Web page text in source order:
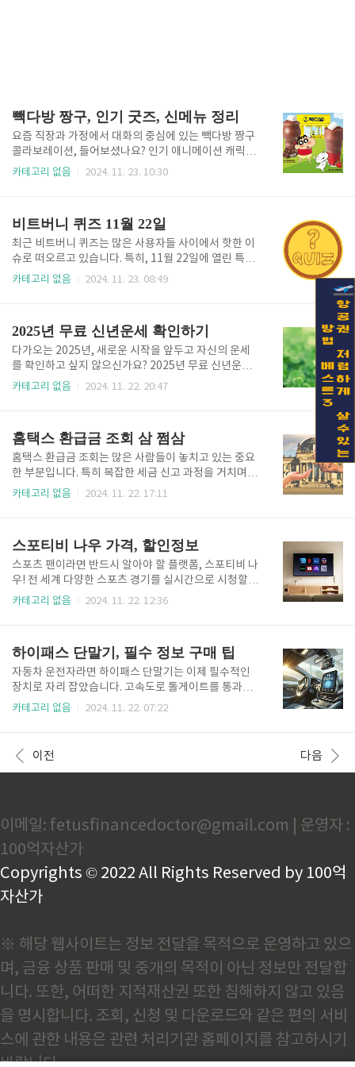
빽다방 짱구, 인기 굿즈, 신메뉴 정리
요즘 직장과 가정에서 대화의 중심에 있는 빽다방 짱구
콜라보레이션, 들어보셨나요? 인기 애니메이션 캐릭터
짱구와 빽다방이 손을 잡고 굿즈와 신메뉴를 출시하며
종류빽다방 짱구 굿즈는 높은 퀄리티와 실용성으로 많
은 사랑을 받고 있습니다. 특히, 이번 굿즈는 한정판으
로 제작되어 더욱 가치를 높이고 있습니다.굿즈 종류는
크게 4가지로 나뉩니다:씨리얼 머그 & 스푼 세트귀여운
짱구 캐릭터가 그려진 머그컵과 스푼이 포함된 세트입
명한 디자인으로 세련된..
카테고리 없음 2024. 11. 23. 10:30
비트버니 퀴즈 11월 22일
최근 비트버니 퀴즈는 많은 사용자들 사이에서 핫한 이
슈로 떠오르고 있습니다. 특히, 11월 22일에 열린 특별
이벤트는 다양한 혜택과 재미있는 퀴즈 문제로 주목받
자산 플랫폼 비트버니(Bitbunny)가 제공하는 특별한
이벤트입니다. 사용자는 퀴즈를 통해 암호화폐와 관련
된 지식을 쌓을 수 있을 뿐만 아니라 다양한 보상을 받
을 수 있습니다. 매일 제공되는 퀴즈 문제는 간단하지
만, 그 내용은 매우 유익하며 암호화폐 초보자와 전문가
특별한 주제를 ..
카테고리 없음 2024. 11. 23. 08:49
2025년 무료 신년운세 확인하기
다가오는 2025년, 새로운 시작을 앞두고 자신의 운세
를 확인하고 싶지 않으신가요? 2025년 무료 신년운세
는 신년 계획을 세우기 전에 자신에게 어떤 기회와 도전
보기 2025년 무료 신년운세란?2025년 무료 신년운세
는 생년월일, 이름 등 간단한 정보를 통해 새해의 전반
적인 운세를 제공합니다. 금전운, 애정운, 건강운, 직업
운 등 다양한 영역에서의 흐름을 파악할 수 있어, 계획
적인 한 해를 준비하는 데 큰 도움이 됩니다.신년운세는
년 무료..
카테고리 없음 2024. 11. 22. 20:47
홈택스 환급금 조회 삼 쩜삼
홈택스 환급금 조회는 많은 사람들이 놓치고 있는 중요
한 부분입니다. 특히 복잡한 세금 신고 과정을 거치며
환급금을 놓치는 경우가 많습니다. 이런 문제를 해결하
홈택스 환급금을 받지 못하는 이유는 환급 가능 여부를
모르거나 복잡한 절차에 부담을 느끼기 때문입니다. 하
지만 홈택스를 통해 환급금을 확인하는 것은 생각보다
간단하며, 삼쩜삼 서비스를 활용하면 더욱 쉽게 처리할
수 있습니다. 홈택스 환급금은 우리가 낸 세금 중 돌려
은 자동으로 홈택스 데이터를..
카테고리 없음 2024. 11. 22. 17:11
스포티비 나우 가격, 할인정보
스포츠 팬이라면 반드시 알아야 할 플랫폼, 스포티비 나
우! 전 세계 다양한 스포츠 경기를 실시간으로 시청할
수 있는 스포티비 나우는 축구, 농구, 야구 등 다양한 종
펴보고, 여러분이 가장 경제적으로 이용할 수 있는 방법
을 소개합니다. 홈페이지 바로가기스포티비 나우 기본
요금제 종류스포티비 나우는 다양한 요금제를 제공하
여 이용자들이 자신의 필요에 따라 선택할 수 있도록 하
고 있습니다. 현재 기준으로 제공되는 요금제는 아래와
방식으로, 부담 없이 이용 가능.6개월 이용권 (반년 패
스)가격: 79,..
카테고리 없음 2024. 11. 22. 12:36
하이패스 단말기, 필수 정보 구매 팁
자동차 운전자라면 하이패스 단말기는 이제 필수적인
장치로 자리 잡았습니다. 고속도로 톨게이트를 통과할
때마다 멈추지 않고 요금을 결제할 수 있는 하이패스 단
글에서는 하이패스 단말기의 주요 기능, 장점, 구매 요
령에 대해 알려드리겠습니다. 아래에서 하이패스 단말
있는 장치입니다. 하이패스 카드를 삽입한 후 차량에 설
치하면, 단말기가 차량 정보를 무선으로 전송하여 요금
이 자동으로 결제됩니다. 이로 인해 톨게이트에서 멈추
지 않고도 통행이 가능하며, 교..
카테고리 없음 2024. 11. 22. 07:22
이전 다음
이메일: fetusfinancedoctor@gmail.com | 운영자 :
100억자산가
Copyrights © 2022 All Rights Reserved by 100억
자산가
※ 해당 웹사이트는 정보 전달을 목적으로 운영하고 있으
며, 금융 상품 판매 및 중개의 목적이 아닌 정보만 전달합
니다. 또한, 어떠한 지적재산권 또한 침해하지 않고 있음
을 명시합니다. 조회, 신청 및 다운로드와 같은 편의 서비
스에 관한 내용은 관련 처리기관 홈페이지를 참고하시기